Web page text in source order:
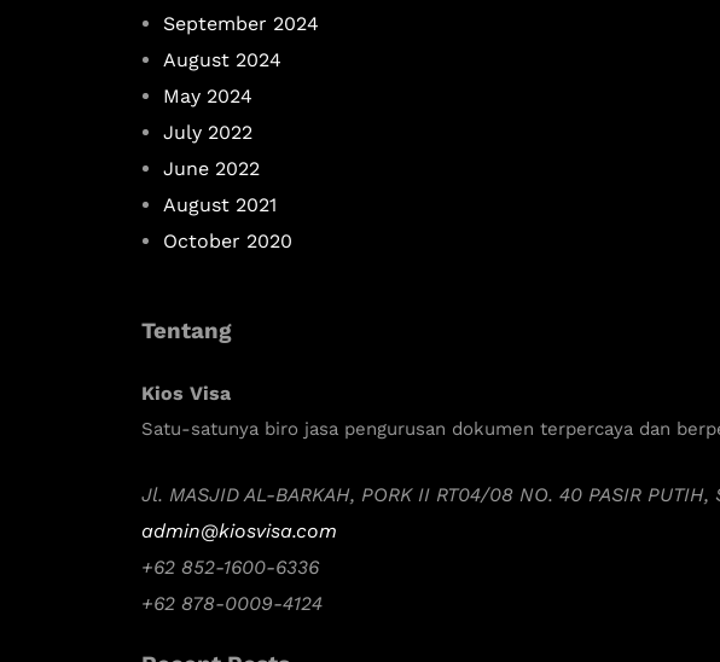
September 2024
August 2024
May 2024
July 2022
June 2022
August 2021
October 2020
Tentang
Kios Visa
Satu-satunya biro jasa pengurusan dokumen terpercaya dan
Jl. MASJID AL-BARKAH, PORK II RT04/08 NO. 40 PASIR
admin@kiosvisa.com
+62 852-1600-6336
+62 878-0009-4124